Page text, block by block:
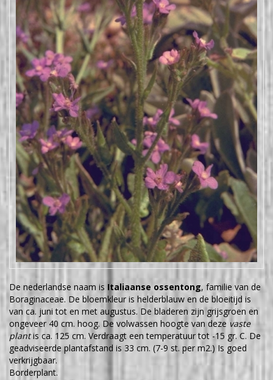
De nederlandse naam is Italiaanse ossentong, familie van de
Boraginaceae. De bloemkleur is helderblauw en de bloeitijd is
van ca. juni tot en met augustus. De bladeren zijn grijsgroen en
ongeveer 40 cm. hoog. De volwassen hoogte van deze vaste
plantis ca. 125 cm. Verdraagt een temperatuur tot -15 gr. C. De
geadviseerde plantafstand is 33 cm. (7-9 st. per m2.) Is goed
verkrijgbaar.
Borderplant.